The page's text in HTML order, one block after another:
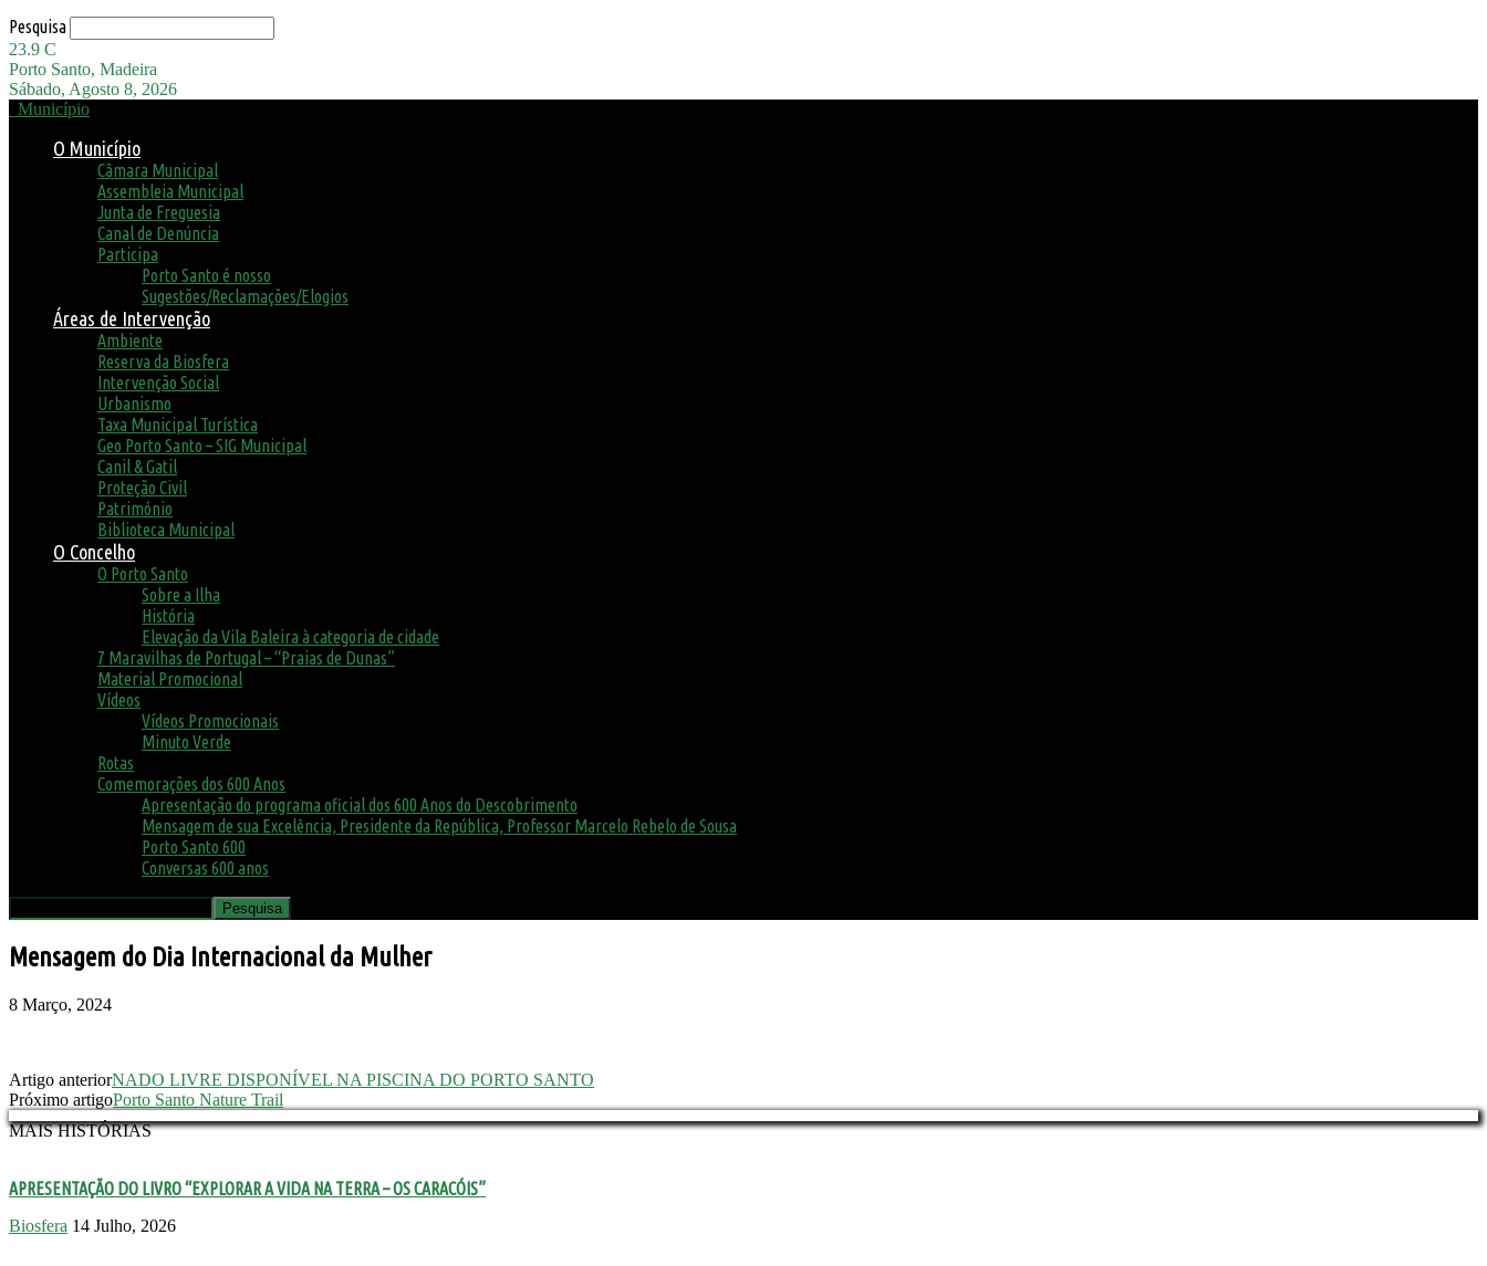
Pesquisa
23.9 C
Porto Santo, Madeira
Sábado, Agosto 8, 2026
Município
O Município
Câmara Municipal
Assembleia Municipal
Junta de Freguesia
Canal de Denúncia
Participa
Porto Santo é nosso
Sugestões/Reclamações/Elogios
Áreas de Intervenção
Ambiente
Reserva da Biosfera
Intervenção Social
Urbanismo
Taxa Municipal Turística
Geo Porto Santo – SIG Municipal
Canil & Gatil
Proteção Civil
Património
Biblioteca Municipal
O Concelho
O Porto Santo
Sobre a Ilha
História
Elevação da Vila Baleira à categoria de cidade
7 Maravilhas de Portugal – “Praias de Dunas”
Material Promocional
Vídeos
Vídeos Promocionais
Minuto Verde
Rotas
Comemorações dos 600 Anos
Apresentação do programa oficial dos 600 Anos do Descobrimento
Mensagem de sua Excelência, Presidente da República, Professor Marcelo Rebelo de Sousa
Porto Santo 600
Conversas 600 anos
Mensagem do Dia Internacional da Mulher
8 Março, 2024
Artigo anteriorNADO LIVRE DISPONÍVEL NA PISCINA DO PORTO SANTO
Próximo artigoPorto Santo Nature Trail
MAIS HISTÓRIAS
APRESENTAÇÃO DO LIVRO “EXPLORAR A VIDA NA TERRA – OS CARACÓIS”
Biosfera 14 Julho, 2026